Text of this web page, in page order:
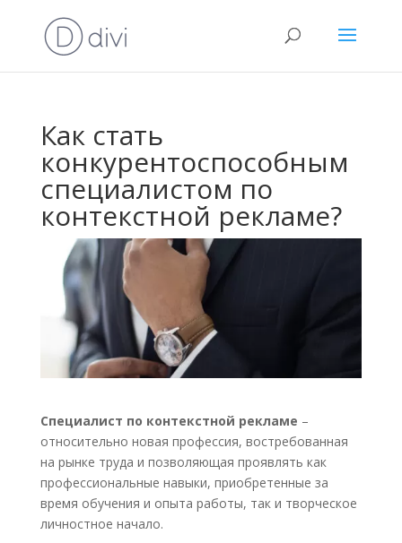
Как стать
конкурентоспособным
специалистом по
контекстной рекламе?
Специалист по контекстной рекламе –
относительно новая профессия, востребованная
на рынке труда и позволяющая проявлять как
профессиональные навыки, приобретенные за
время обучения и опыта работы, так и творческое
личностное начало.